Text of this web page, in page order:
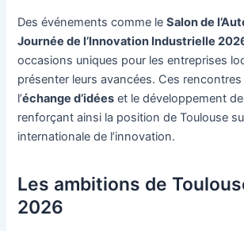
Des événements comme leSalon de
Journée de l’Innovation Industrielle
occasions uniques pour les entreprises
présenter leurs avancées. Ces
l’échange d’idées et le développement
renforçant ainsi la position de Toulouse
internationale de l’innovation.
Les ambitions de
2026